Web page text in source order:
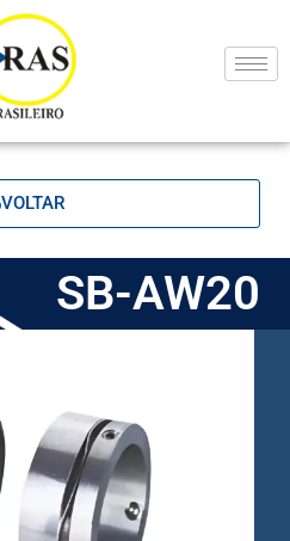
VOLTAR
SB-AW20